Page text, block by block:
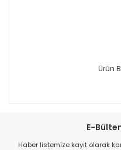
Ürün
E-
Haber listemize kayıt olarak